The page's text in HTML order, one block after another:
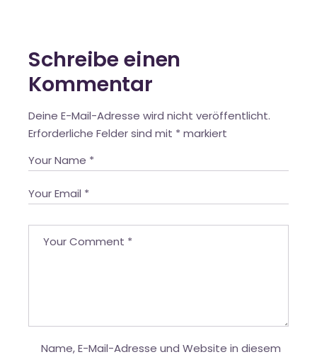
Schreibe einen
Kommentar
Deine E-Mail-Adresse wird nicht veröffentlicht.
Erforderliche Felder sind mit * markiert
Name, E-Mail-Adresse und Website in diesem